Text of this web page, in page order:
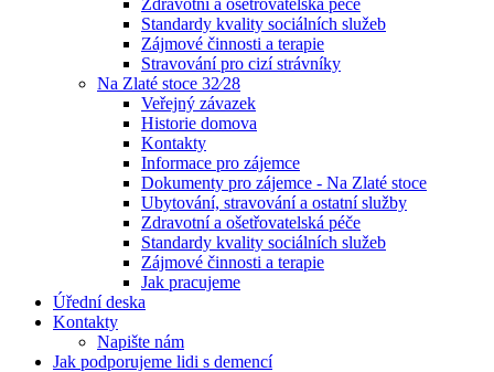
Zdravotní a ošetřovatelská péče
Standardy kvality sociálních služeb
Zájmové činnosti a terapie
Stravování pro cizí strávníky
Na Zlaté stoce 32⁄28
Veřejný závazek
Historie domova
Kontakty
Informace pro zájemce
Dokumenty pro zájemce - Na Zlaté stoce
Ubytování, stravování a ostatní služby
Zdravotní a ošetřovatelská péče
Standardy kvality sociálních služeb
Zájmové činnosti a terapie
Jak pracujeme
Úřední deska
Kontakty
Napište nám
Jak podporujeme lidi s demencí